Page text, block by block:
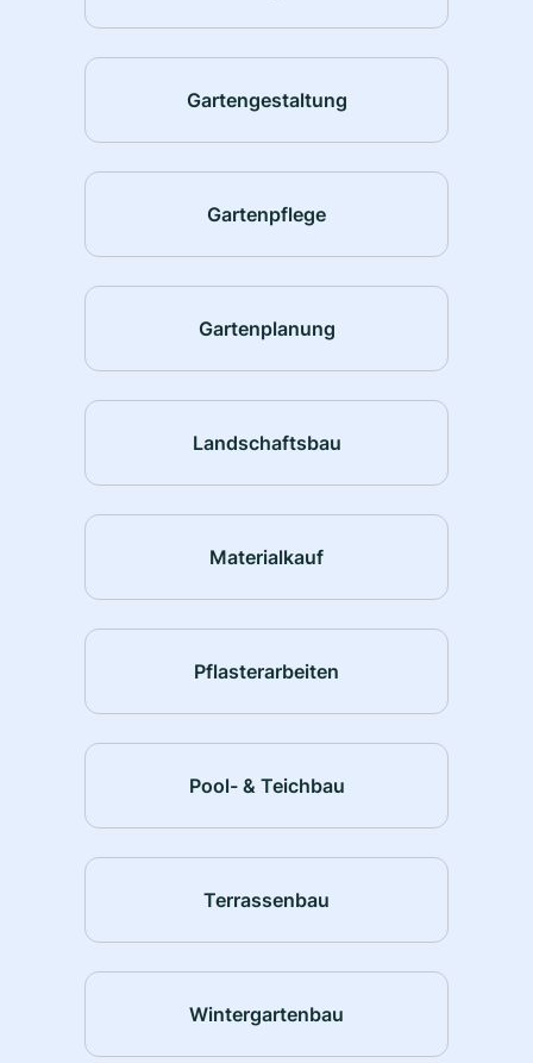
Gartengestaltung
Gartenpflege
Gartenplanung
Landschaftsbau
Materialkauf
Pflasterarbeiten
Pool- & Teichbau
Terrassenbau
Wintergartenbau